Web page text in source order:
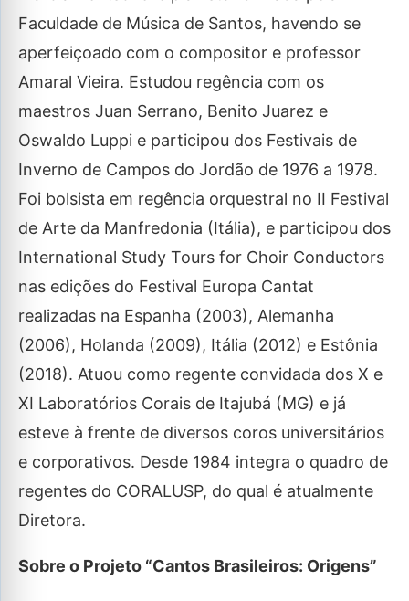
Faculdade de Música de Santos, havendo se
aperfeiçoado com o compositor e professor
Amaral Vieira. Estudou regência com os
maestros Juan Serrano, Benito Juarez e
Oswaldo Luppi e participou dos Festivais de
Inverno de Campos do Jordão de 1976 a 1978.
Foi bolsista em regência orquestral no II Festival
de Arte da Manfredonia (Itália), e participou dos
International Study Tours for Choir Conductors
nas edições do Festival Europa Cantat
realizadas na Espanha (2003), Alemanha
(2006), Holanda (2009), Itália (2012) e Estônia
(2018). Atuou como regente convidada dos X e
XI Laboratórios Corais de Itajubá (MG) e já
esteve à frente de diversos coros universitários
e corporativos. Desde 1984 integra o quadro de
regentes do CORALUSP, do qual é atualmente
Diretora.
Sobre o Projeto “Cantos Brasileiros: Origens”